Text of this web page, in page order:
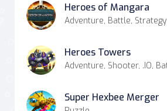
Heroes of Mangara
Adventure, Battle, Strategy
Heroes Towers
Super Hexbee Merger